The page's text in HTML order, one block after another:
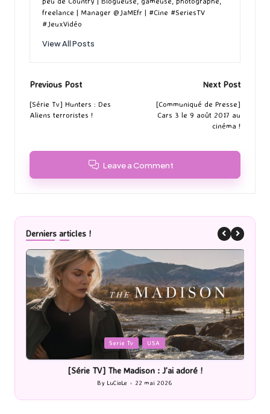
freelance | Manager @JaMEfr | #Cine #SeriesTV
#JeuxVidéo
View All Posts
Post
navigation
Previous Post
[Série Tv] Hunters : Des
Aliens terroristes !
Next Post
[Communiqué de Presse]
Cars 3 le 9 août 2017 au
cinéma !
Leave a Comment
Derniers articles !
Posted
in
Serie Tv USA
[Série TV] The Madison : J’ai adoré !
Posted
by
By LuCioLe 22 mai 2026